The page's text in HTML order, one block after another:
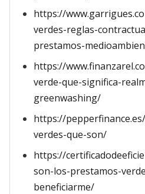
https://
verdes-reglas-
prestamos-
https://
verde-que-significa-
greenwashing/
https://
verdes-que-son/
https://
son-los-prestamos-
beneficiarme/